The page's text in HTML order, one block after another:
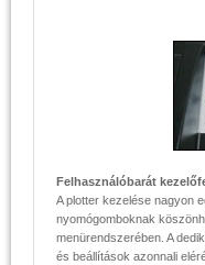
Felhasználóbarát
A plotter kezelése nagyon
nyomógomboknak
menürendszerében. A
és beállítások azonnali